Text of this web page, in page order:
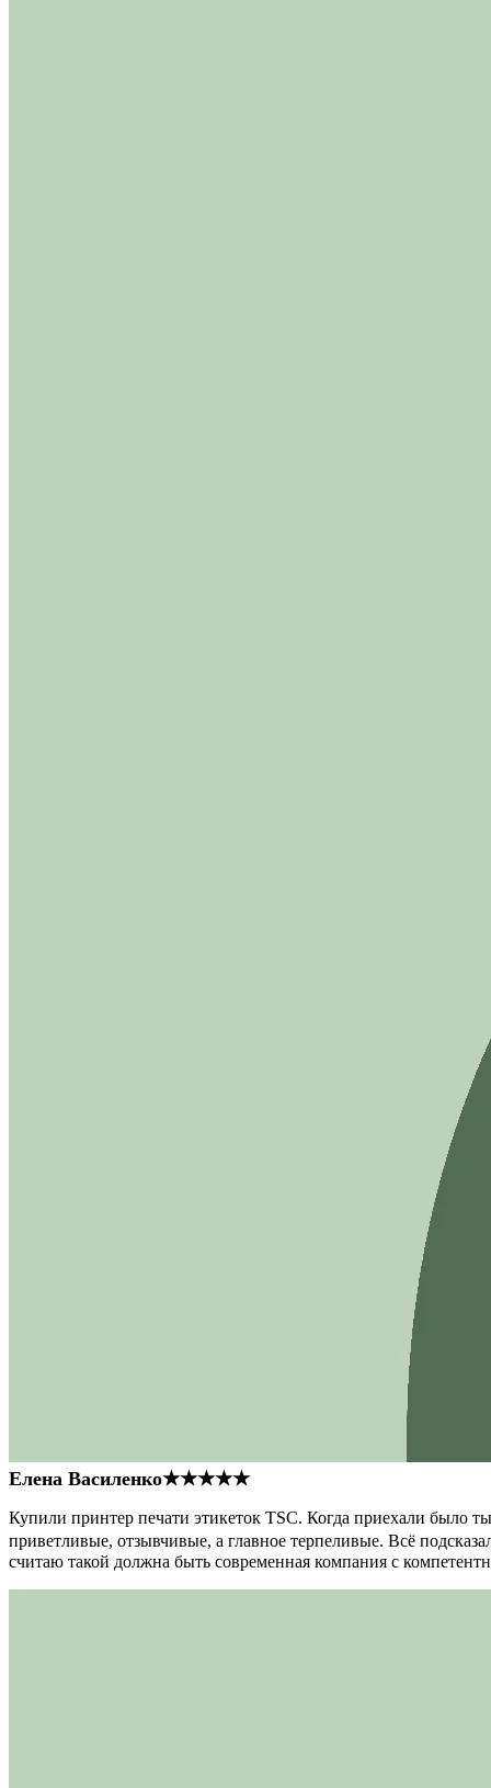
Елена Василенко★★★★★
Купили принтер печати этикеток TSC. Когда приехали было
приветливые, отзывчивые, а главное терпеливые. Всё
считаю такой должна быть современная компания с